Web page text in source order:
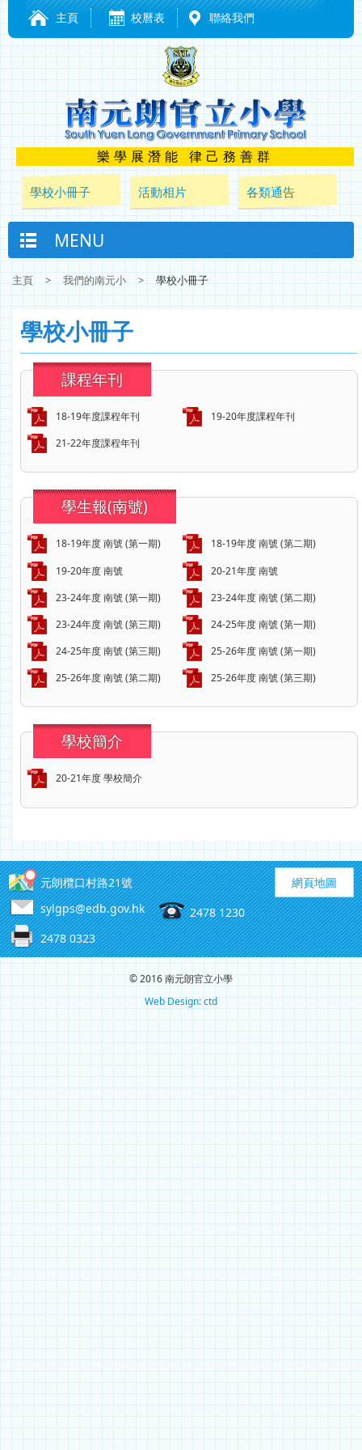
主頁 校曆表 聯絡我們
樂學展潛能 律己務善群
學校小冊子 活動相片 各類通告
MENU
主頁 > 我們的南元小 > 學校小冊子
學校小冊子
課程年刊
18-19年度課程年刊
19-20年度課程年刊
21-22年度課程年刊
學生報(南號)
18-19年度 南號 (第一期)
18-19年度 南號 (第二期)
19-20年度 南號
20-21年度 南號
23-24年度 南號 (第一期)
23-24年度 南號 (第二期)
23-24年度 南號 (第三期)
24-25年度 南號 (第一期)
24-25年度 南號 (第三期)
25-26年度 南號 (第一期)
25-26年度 南號 (第二期)
25-26年度 南號 (第三期)
學校簡介
20-21年度 學校簡介
網頁地圖
元朗欖口村路21號
sylgps@edb.gov.hk
2478 1230
2478 0323
© 2016 南元朗官立小學
Web Design: ctd